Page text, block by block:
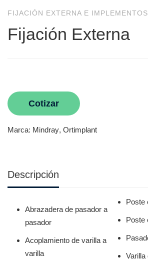
FIJACIÓN EXTERNA E IMPLEMENTOS
Fijación Externa
Cotizar
Marca: Mindray, Ortimplant
Descripción
Abrazadera de pasador a
pasador
Acoplamiento de varilla a
varilla
Poste
Poste
Varilla